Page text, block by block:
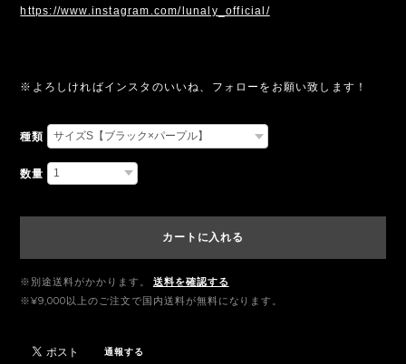
https://www.instagram.com/lunaly_official/
※よろしければインスタのいいね、フォローをお願い致します！
種類
数量
カートに入れる
※別途送料がかかります。
送料を確認する
※¥9,000以上のご注文で国内送料が無料になります。
通報する